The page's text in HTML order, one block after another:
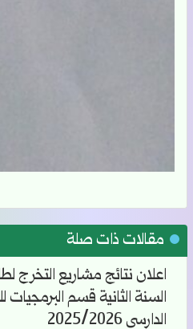
مقالات ذات صلة
اعلان نتائج مشاريع التخرج
السنة الثانية قسم البرمجيات
الدارسي 2025/2026